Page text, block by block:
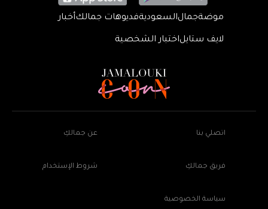
موضةجمالالسعوديةفديوهات جمالكأخبار
لايف ستايلاختبار الشخصية
اتصلي بنا عن جمالكِ
فريق جمالكِ شروط الإستخدام
سياسة الخصوصية